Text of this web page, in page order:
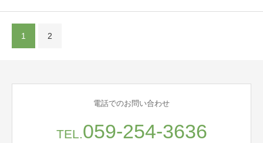
1 2
電話でのお問い合わせ
TEL.059-254-3636